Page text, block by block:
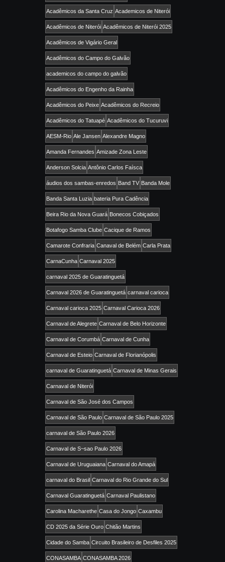
Acadêmicos da Santa Cruz Academicos de Niterói
Acadêmicos de Niterói Acadêmicos de Niterói 2025
Acadêmicos de Vigário Geral
Acadêmicos do Campo do Galvão
academicos do campo do galvão
Acadêmicos do Engenho da Rainha
Acadêmicos do Peixe Acadêmicos do Recreio
Acadêmicos do Tatuapé Acadêmicos do Tucuruvi
AESM-Rio Ale Jansen Alexandre Magno
Amanda Fernandes Amizade Zona Leste
Anderson Solcia Antônio Carlos Faísca
áudios dos sambas-enredos Band TV Banda Mole
Banda Santa Luzia bateria Pura Cadência
Beira Rio da Nova Guará Bonecos Cobiçados
Botafogo Samba Clube Cacique de Ramos
Camarote Confraria Canaval de Belém Carla Prata
CarnaCunha Carnaval 2025
carnaval 2025 de Guaratinguetá
Carnaval 2026 de Guaratinguetá carnaval carioca
Carnaval carioca 2025 Carnaval Carioca 2026
Carnaval de Alegrete Carnaval de Belo Horizonte
Carnaval de Corumbá Carnaval de Cunha
Carnaval de Esteio Carnaval de Florianópolis
carnaval de Guaratinguetá Carnaval de Minas Gerais
Carnaval de Niterói
Carnaval de São José dos Campos
Carnaval de São Paulo Carnaval de São Paulo 2025
carnaval de São Paulo 2026
Carnaval de S~sao Paulo 2026
Carnaval de Uruguaiana Carnaval do Amapá
carnaval do Brasil Carnaval do Rio Grande do Sul
Carnaval Guaratinguetá Carnaval Paulistano
Carolina Macharethe Casa do Jongo Caxambu
CD 2025 da Série Ouro Chitão Martins
Cidade do Samba Circuito Brasileiro de Desfiles 2025
CONASAMBA CONASAMBA 2026